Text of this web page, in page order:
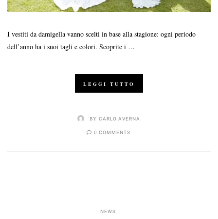
I vestiti da damigella vanno scelti in base alla stagione: ogni periodo
dell’anno ha i suoi tagli e colori. Scoprite i …
LEGGI TUTTO
BY CARLO AVERNA
0 COMMENTS
NEWS